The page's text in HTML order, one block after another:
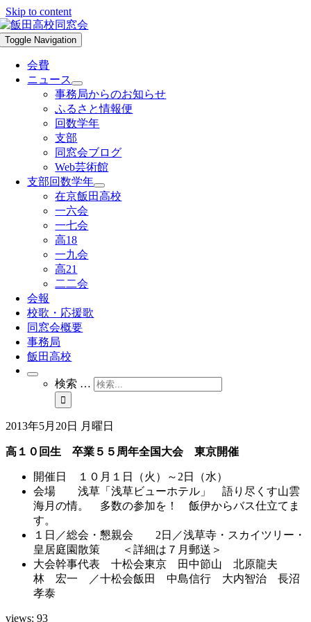
Skip to content
Toggle Navigation
会費
ニュース
事務局からのお知らせ
ふるさと情報便
回数学年
支部
同窓会ブログ
Web芸術館
支部回数学年
在京飯田高校
一六会
一七会
高18
一九会
高21
二二会
会報
校歌・応援歌
同窓会概要
事務局
飯田高校
検索 …
2013年5月20日 月曜日
高１０回生 卒業５５周年全国大会 東京開催
開催日 １０月１日（火）～2日（水）
会場 浅草「浅草ビューホテル」 語り尽くす山雲
海月の情。 多数の参加を！ 飯伊からバス仕立てま
す。
１日／総会・懇親会 2日／浅草寺・スカイツリー・
皇居庭園散策 ＜詳細は７月郵送＞
大会幹事代表 十松会東京 田中節山 北原龍夫
林 宏一 ／十松会飯田 中島信行 大内智治 長沼
孝泰
views: 93